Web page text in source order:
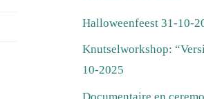
Halloweenfeest 31-10-
Knutselworkshop:
10-2025
Documentaire en